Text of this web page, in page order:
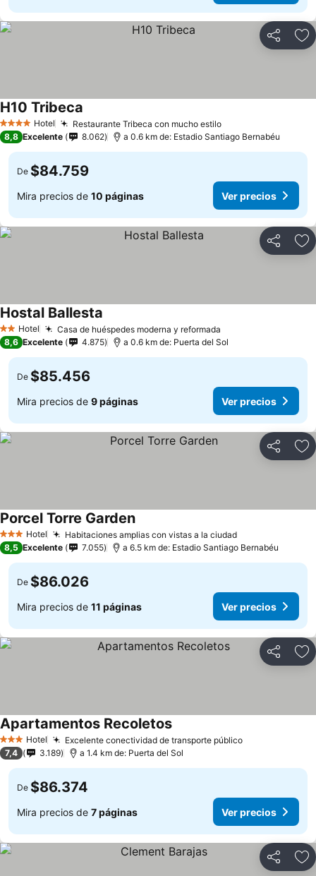
Compartir
4 EstrellasHotel Restaurante Tribeca con mucho estilo
H10 Tribeca
8,8 Excelente 8.062 a 0.6 km de: Estadio Santiago Bernabéu
De $84.759
Mira precios de 10 páginas Ver precios
Compartir
2 Estrellas
Hotel Casa de huéspedes moderna y reformada
Hostal Ballesta
8,6 Excelente 4.875 a 0.6 km de: Puerta del Sol
De $85.456
Mira precios de 9 páginas Ver precios
Compartir
3 Estrellas
Hotel Habitaciones amplias con vistas a la ciudad
Porcel Torre Garden
8,5 Excelente 7.055 a 6.5 km de: Estadio Santiago Bernabéu
De $86.026
Mira precios de 11 páginas Ver precios
Compartir
3 Estrellas
Hotel Excelente conectividad de transporte público
Apartamentos Recoletos
7,4 3.189 a 1.4 km de: Puerta del Sol
De $86.374
Mira precios de 7 páginas Ver precios
Compartir